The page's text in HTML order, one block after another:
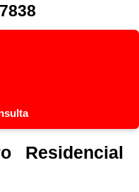
Residencial